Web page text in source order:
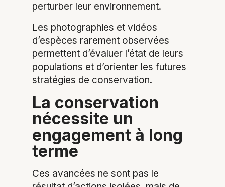
perturber leur environnement.
Les photographies et vidéos
d’espèces rarement observées
permettent d’évaluer l’état de leurs
populations et d’orienter les futures
stratégies de conservation.
La conservation
nécessite un
engagement à long
terme
Ces avancées ne sont pas le